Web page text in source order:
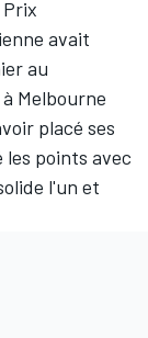
avait
au
Melbourne
placé ses
les points avec
l'un et